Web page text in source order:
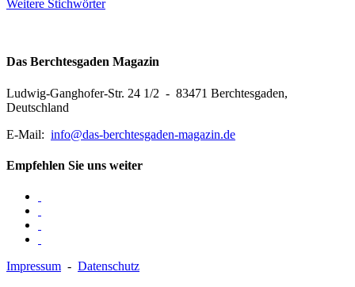
Weitere Stichwörter
Das Berchtesgaden Magazin
Ludwig-Ganghofer-Str. 24 1/2 - 83471 Berchtesgaden,
Deutschland
E-Mail: info@das-berchtesgaden-magazin.de
Empfehlen Sie uns weiter
Impressum - Datenschutz